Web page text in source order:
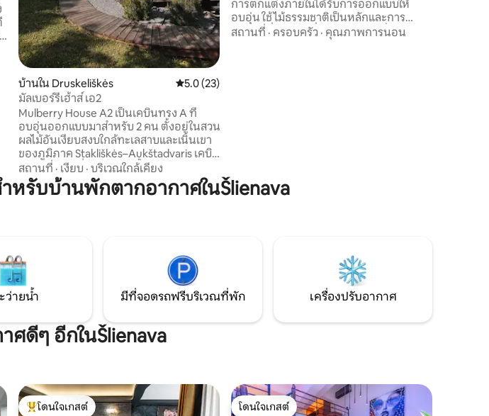
บ้านใน Druskeliškės คะแนนเฉลี่ย 5.0 จาก 5, 23 รีวิว
5.0 (23)
มัลเบอร์รี่เฮ้าส์ เอ2
Mulberry House A2 เป็นเคบินทรง A ที่
อบอุ่นออกแบบมาสำหรับ 2 คน ตั้งอยู่ในสวน
ผลไม้อันเงียบสงบใกล้ทะเลสาบและเนินเขา
ของภูมิภาค Stakliškės–Aukštadvaris เคบิน
มีห้องนอนหนึ่งห้อง ห้องน้ำส่วนตัวพร้อม
ฝักบัว เครื่องปรับอากาศ ระบบทำความร้อน
ใต้พื้น Wi-Fi และห้องครัวเล็กๆ พร้อมเตา
การเข้าพักระยะยาวในธรรมชาติ – พร้อม
ความสะดวกสบายอยู่ใกล้แค่เอื้อม
สถานที่ · เงียบ · บริเวณใกล้เคียง
การตกแต่งภายในได้รับการออกแบบให้
อบอุ่น ใช้ไม้ธรรมชาติเป็นหลักและการ
ตกแต่งที่ทันสมัยที่กลมกลืนกับกลิ่นอาย
สถานที่ · ครอบครัว · คุณภาพการนอน
รับบ้านพักตากอากาศในŠlienava
ว่ายน้ำ มีที่จอดรถฟรีบริเวณที่พัก เครื่องปรับอากาศ
ดีๆ อีกในŠlienava
โดนใจเกสต์ โดนใจเกสต์